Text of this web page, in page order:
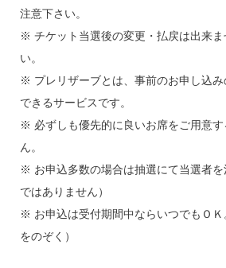
注意下さい。
※ チケット当選後の変更・払戻は出来ま
い。
※ プレリザーブとは、事前のお申し込み
できるサービスです。
※ 必ずしも優先的に良いお席をご用意
ん。
※ お申込多数の場合は抽選にて当選者
ではありません）
※ お申込は受付期間中ならいつでもＯＫ
をのぞく）